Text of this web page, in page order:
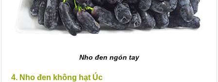
Nho đen ngón tay
4. Nho đen không hạt Úc